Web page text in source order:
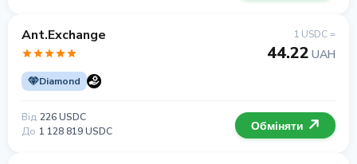
Ant.Exchange
Diamond
1 USDC =
44.22 UAH
Від 226 USDC
До 1 128 819 USDC Обміняти